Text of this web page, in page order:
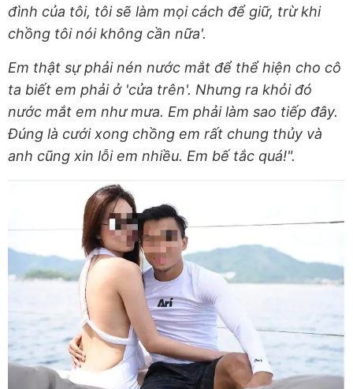
đình của tôi, tôi sẽ làm mọi cách để giữ, trừ khi
chồng tôi nói không cần nữa'.
Em thật sự phải nén nước mắt để thể hiện cho cô
ta biết em phải ở 'cửa trên'. Nhưng ra khỏi đó
nước mắt em như mưa. Em phải làm sao tiếp đây.
Đúng là cưới xong chồng em rất chung thủy và
anh cũng xin lỗi em nhiều. Em bế tắc quá!".